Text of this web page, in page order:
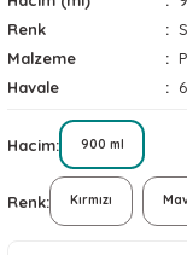
Soğutucu Matlar
Aksesuarları
Renk
Malzeme
Havale
Hacim 900 ml
Renk Kırmızı